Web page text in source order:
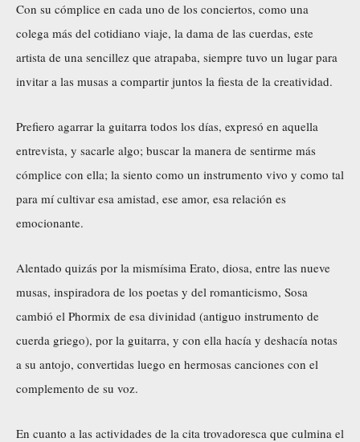
Con su cómplice en cada uno de los conciertos, como una
colega más del cotidiano viaje, la dama de las cuerdas, este
artista de una sencillez que atrapaba, siempre tuvo un lugar para
invitar a las musas a compartir juntos la fiesta de la creatividad.
Prefiero agarrar la guitarra todos los días, expresó en aquella
entrevista, y sacarle algo; buscar la manera de sentirme más
cómplice con ella; la siento como un instrumento vivo y como tal
para mí cultivar esa amistad, ese amor, esa relación es
emocionante.
Alentado quizás por la mismísima Erato, diosa, entre las nueve
musas, inspiradora de los poetas y del romanticismo, Sosa
cambió el Phormix de esa divinidad (antiguo instrumento de
cuerda griego), por la guitarra, y con ella hacía y deshacía notas
a su antojo, convertidas luego en hermosas canciones con el
complemento de su voz.
En cuanto a las actividades de la cita trovadoresca que culmina el